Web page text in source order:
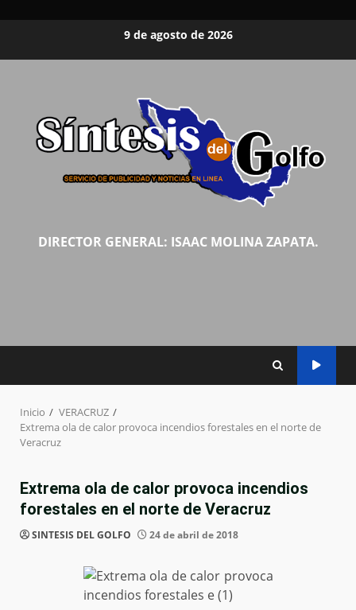
9 de agosto de 2026
DIRECTOR GENERAL: ISAAC MOLINA ZAPATA.
Inicio
VERACRUZ
Extrema ola de calor provoca incendios forestales en el norte de
Veracruz
Extrema ola de calor provoca incendios
forestales en el norte de Veracruz
SINTESIS DEL GOLFO 24 de abril de 2018